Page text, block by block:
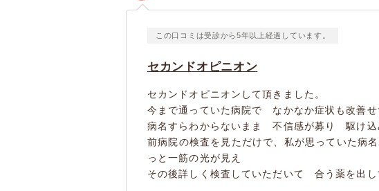
この口コミは受診から5年以上経過しています。
セカンドオピニオン
セカンドオピニオンして頂きました。
今まで通っていた病院で なかなか症状も改善せ
病名すらわからないまま 不信感が募り 駆け込
前病院の検査を見ただけで、私が思っていた病
っと一筋の光が見え
その後詳しく検査していただいて 合う薬を出し